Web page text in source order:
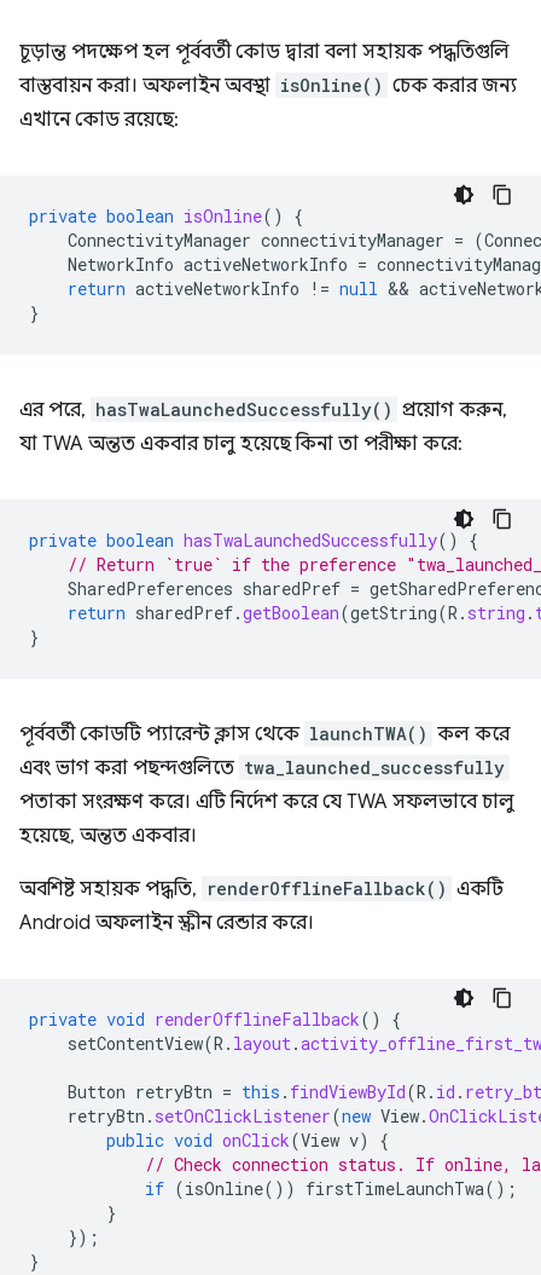
চূড়ান্ত পদক্ষেপ হল পূর্ববর্তী কোড দ্বারা বলা সহায়ক পদ্ধতিগুলি
বাস্তবায়ন করা। অফলাইন অবস্থা isOnline() চেক করার জন্য
এখানে কোড রয়েছে:
private boolean isOnline()
{
ConnectivityManager connectivityManager = (
NetworkInfo activeNetworkInfo =
return activeNetworkInfo != null &&
}
এর পরে, hasTwaLaunchedSuccessfully() প্রয়োগ করুন,
যা TWA অন্তত একবার চালু হয়েছে কিনা তা পরীক্ষা করে:
private boolean hasTwaLaunchedSuccessfully()
{
// Return `true` if the preference
SharedPreferences sharedPref =
return sharedPref.getBoolean(getString(R . string .
}
পূর্ববর্তী কোডটি প্যারেন্ট ক্লাস থেকে launchTWA() কল করে
এবং ভাগ করা পছন্দগুলিতে twa_launched_successfully
পতাকা সংরক্ষণ করে। এটি নির্দেশ করে যে TWA সফলভাবে চালু
হয়েছে, অন্তত একবার।
অবশিষ্ট সহায়ক পদ্ধতি, renderOfflineFallback() একটি
Android অফলাইন স্ক্রীন রেন্ডার করে।
private void renderOfflineFallback()
{
setContentView(R . layout.
Button retryBtn = this . findViewById(R . id .
retryBtn . setOnClickListener(new View.
public void onClick(View v)
{
// Check connection status. If online,
if (isOnline()) firstTimeLaunchTwa();
}
});
}